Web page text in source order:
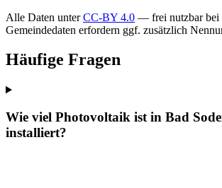
Alle Daten unterCC-BY 4.0 — frei nutzbar bei
Gemeindedaten erfordern ggf. zusätzlich
Häufige Fragen
Wie viel Photovoltaik ist in Bad
installiert?